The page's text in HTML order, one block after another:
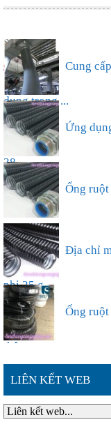
nhà xưở...
Cung
dụng trong ...
phi 25 g...
Đặc
LIÊN KẾT WEB